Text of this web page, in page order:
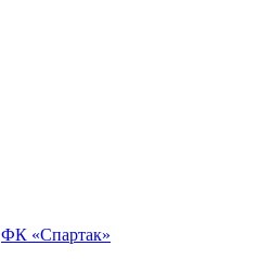
ФК «Спартак»